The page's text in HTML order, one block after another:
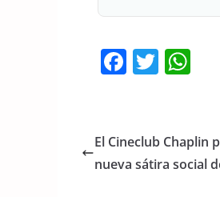
F
e
b
T
er s
A
El Cineclub Chaplin
nueva sátira social